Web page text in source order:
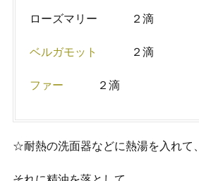
ローズマリー ２滴
ベルガモット ２滴
ファー ２滴
☆耐熱の洗面器などに熱湯を入れて、